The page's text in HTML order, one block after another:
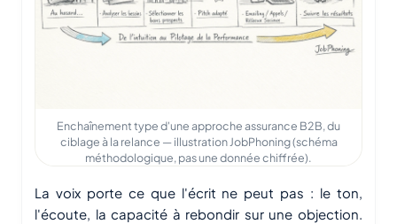
Enchaînement type d'une approche assurance B2B, du
ciblage à la relance — illustration JobPhoning (schéma
méthodologique, pas une donnée chiffrée).
La voix porte ce que l'écrit ne peut pas : le ton,
l'écoute, la capacité à rebondir sur une objection.